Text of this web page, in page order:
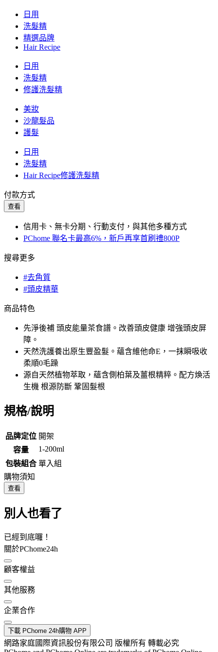
日用
洗髮精
精選品牌
Hair Recipe
日用
洗髮精
修護洗髮精
美妝
沙龍髮品
護髮
日用
洗髮精
Hair Recipe修護洗髮精
付款方式
查看
信用卡、無卡分期、行動支付，與其他多種方式
PChome 聯名卡最高6%，新戶再享首刷禮800P
搜尋更多
#去角質
#頭皮精華
商品特色
先淨後補 頭皮能量茶食譜。改善頭皮健康 增強頭皮屏
障。
天然洗護養出原生豐盈髮。蘊含維他命E，一抹瞬吸收
柔順0毛躁
源自天然植物萃取，蘊含側柏葉及薑根精粹。配方煥活
生機 根源防斷 鞏固髮根
規格/說明
品牌定位 開架
容量
1-200ml
包裝組合 單入組
購物須知
查看
別人也看了
已經到底囉！
關於PChome24h
顧客權益
其他服務
企業合作
下載 PChome 24h購物 APP
網路家庭國際資訊股份有限公司 版權所有 轉載必究